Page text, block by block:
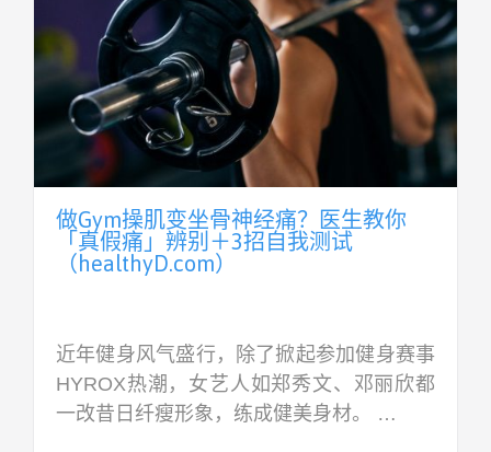
做Gym操肌变坐骨神经痛？医生教你
「真假痛」辨别＋3招自我测试
（healthyD.com）
近年健身风气盛行，除了掀起参加健身赛事
HYROX热潮，女艺人如郑秀文、邓丽欣都
一改昔日纤瘦形象，练成健美身材。 …